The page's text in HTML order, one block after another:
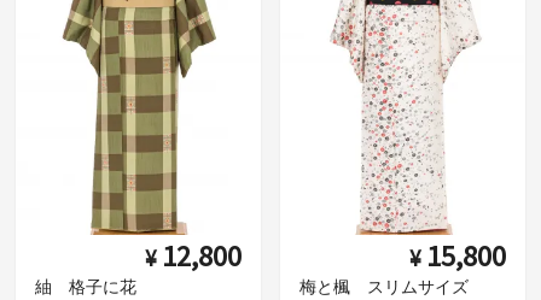
¥ 12,800
紬 格子に花
¥ 15,800
梅と楓 スリムサイズ